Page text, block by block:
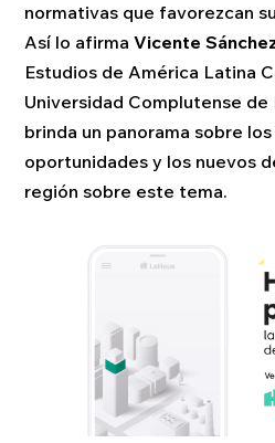
normativas que favorezcan
Así lo afirma Vicente
Estudios de América Latina
Universidad Complutense de
brinda un panorama sobre
oportunidades y los nuevos
región sobre este tema.